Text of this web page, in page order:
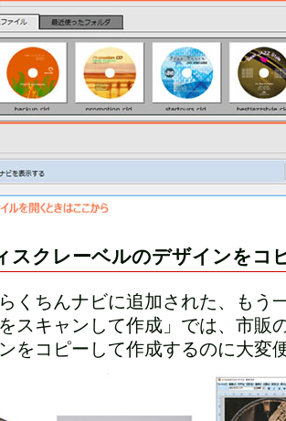
スクレーベルのデザインをコ
くちんナビに追加された、もう
をスキャンして作成」では、市販
をコピーして作成するのに大変